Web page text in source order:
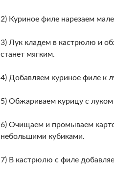
2) Куриное филе нарезаем
3) Лук кладем в кастрюлю и
станет мягким.
4) Добавляем куриное филе к
5) Обжариваем курицу с луком
6) Очищаем и промываем
небольшими кубиками.
7) В кастрюлю с филе